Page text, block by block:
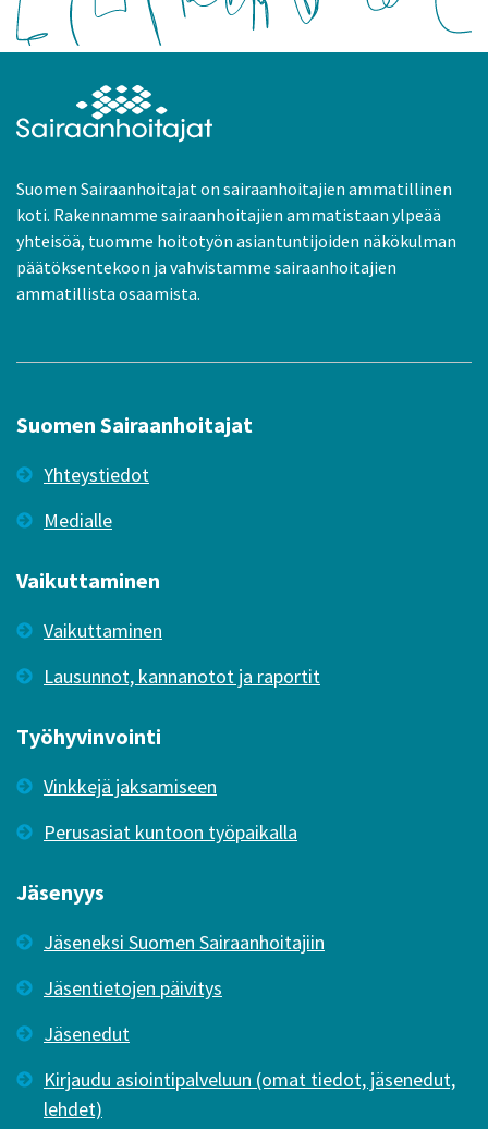
Suomen Sairaanhoitajat on sairaanhoitajien ammatillinen
koti. Rakennamme sairaanhoitajien ammatistaan ylpeää
yhteisöä, tuomme hoitotyön asiantuntijoiden näkökulman
päätöksentekoon ja vahvistamme sairaanhoitajien
ammatillista osaamista.
Suomen Sairaanhoitajat
Yhteystiedot
Medialle
Vaikuttaminen
Vaikuttaminen
Lausunnot, kannanotot ja raportit
Työhyvinvointi
Vinkkejä jaksamiseen
Perusasiat kuntoon työpaikalla
Jäsenyys
Jäseneksi Suomen Sairaanhoitajiin
Jäsentietojen päivitys
Jäsenedut
Kirjaudu asiointipalveluun (omat tiedot, jäsenedut,
lehdet)